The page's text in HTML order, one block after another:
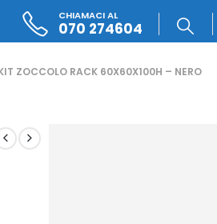
CHIAMACI AL
070 274604
ZOCCOLO RACK 60X60X100H – NERO